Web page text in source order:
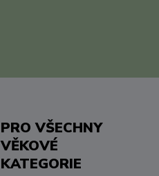
PRO VŠECHNY
VĚKOVÉ
KATEGORIE